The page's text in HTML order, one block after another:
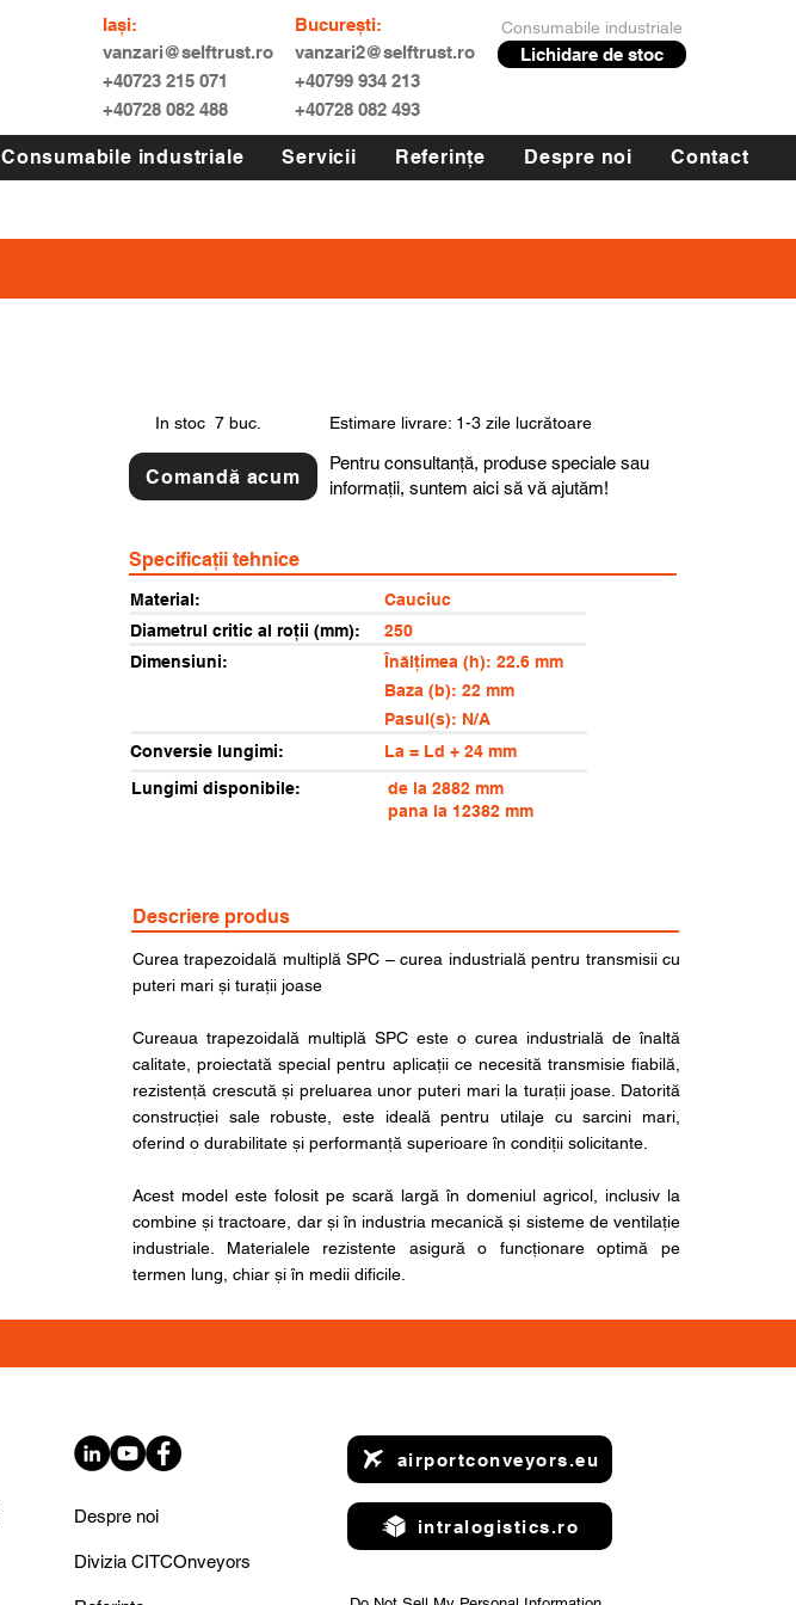
Iași:
vanzari@selftrust.ro
+40723 215 071
+40728 082 488
București:
vanzari2@selftrust.ro
+40799 934 213
+40728 082 493
Consumabile industriale
Lichidare de stoc
Consumabile industriale Servicii Referințe Despre noi Contact
In stoc 7 buc.
Comandă acum
Estimare livrare: 1-3 zile lucrătoare
Pentru consultanță, produse speciale sau
informații, suntem aici să vă ajutăm!
Specificații tehnice
Material:
Cauciuc
Diametrul critic al roții (mm):
250
Dimensiuni:
Înălțimea (h): 22.6 mm
Baza (b): 22 mm
Pasul(s): N/A
Conversie lungimi:
La = Ld + 24 mm
Lungimi disponibile:
de la 2882 mm
pana la 12382 mm
Descriere produs
Curea trapezoidală multiplă SPC – curea industrială pentru transmisii cu
puteri mari și turații joase
Cureaua trapezoidală multiplă SPC este o curea industrială de înaltă
calitate, proiectată special pentru aplicații ce necesită transmisie fiabilă,
rezistență crescută și preluarea unor puteri mari la turații joase. Datorită
construcției sale robuste, este ideală pentru utilaje cu sarcini mari,
oferind o durabilitate și performanță superioare în condiții solicitante.
Acest model este folosit pe scară largă în domeniul agricol, inclusiv la
combine și tractoare, dar și în industria mecanică și sisteme de ventilație
industriale. Materialele rezistente asigură o funcționare optimă pe
termen lung, chiar și în medii dificile.
Despre noi
Divizia CITCOnveyors
airportconveyors.eu
intralogistics.ro